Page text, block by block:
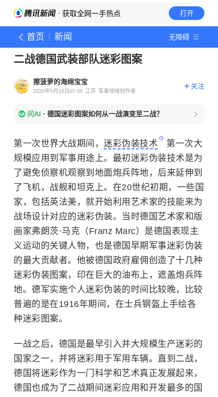
· 获取全网一手热点 打开
首页 新闻 无障碍
二战德国武装部队迷彩图案
擦菠萝的海绵宝宝
2026年5月16日07:00 江苏 军事领域创作者
关注
问AI · 德国迷彩图案如何从一战演变至二战？
第一次世界大战期间， 迷彩伪装技术
第一次大
规模应用到军事用途上。最初迷彩伪装技术是为
了避免侦察机观察到地面炮兵阵地，后来延伸到
了飞机，战舰和坦克上。在20世纪初期，一些国
家，包括英法美，就开始利用艺术家的技能来为
战场设计对应的迷彩伪装。当时德国艺术家和版
画家弗朗茨·马克（Franz Marc）是德国表现主
义运动的关键人物，也是德国早期军事迷彩伪装
的最大贡献者。他被德国政府雇佣创造了十几种
迷彩伪装图案，印在巨大的油布上，遮盖炮兵阵
地。德军实施个人迷彩伪装的时间比较晚，比较
普遍的是在1916年期间，在士兵钢盔上手绘各
种迷彩图案。
一战之后，德国是最早引入并大规模生产迷彩的
国家之一，并将迷彩用于军用车辆。直到二战，
德国将迷彩作为一门科学和艺术真正发展起来，
德国也成为了二战期间迷彩应用和开发最多的国